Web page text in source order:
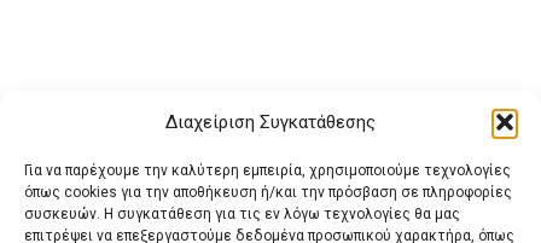
Διαχείριση Συγκατάθεσης
Για να παρέχουμε την καλύτερη εμπειρία, χρησιμοποιούμε τεχνολογίες
όπως cookies για την αποθήκευση ή/και την πρόσβαση σε πληροφορίες
συσκευών. Η συγκατάθεση για τις εν λόγω τεχνολογίες θα μας
επιτρέψει να επεξεργαστούμε δεδομένα προσωπικού χαρακτήρα, όπως